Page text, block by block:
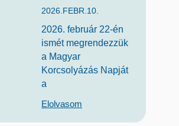
2026.FEBR.10.
2026. február 22-én
ismét megrendezzük
a Magyar
Korcsolyázás Napját
a
Elolvasom